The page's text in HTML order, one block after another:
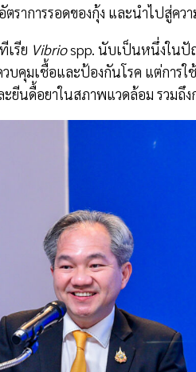
การรอดของกุ้ง และนำไปสู่ควา
เรีย Vibriospp. นับเป็นหนึ่งในปั
บคุมเชื้อและป้องกันโรค แต่กา
ยีนดื้อยาในสภาพแวดล้อม รวมถึ